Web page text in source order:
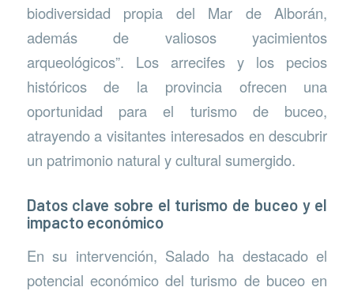
biodiversidad propia del Mar de Alborán,
además de valiosos yacimientos
arqueológicos”. Los arrecifes y los pecios
históricos de la provincia ofrecen una
oportunidad para el turismo de buceo,
atrayendo a visitantes interesados en descubrir
un patrimonio natural y cultural sumergido.
Datos clave sobre el turismo de buceo y el
impacto económico
En su intervención, Salado ha destacado el
potencial económico del turismo de buceo en